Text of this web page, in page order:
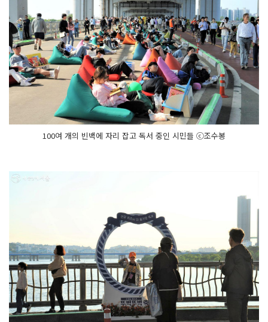
100여 개의 빈백에 자리 잡고 독서 중인 시민들 ⓒ조수봉